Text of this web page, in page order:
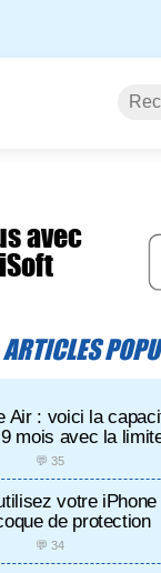
avec
ARTICLES
Air : voici la
mois avec la
💬 35
votre
de protection
💬 34